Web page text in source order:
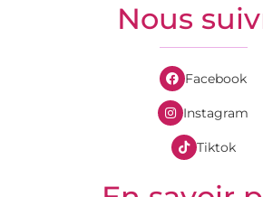
Nous
Facebook
Instagram
Tiktok